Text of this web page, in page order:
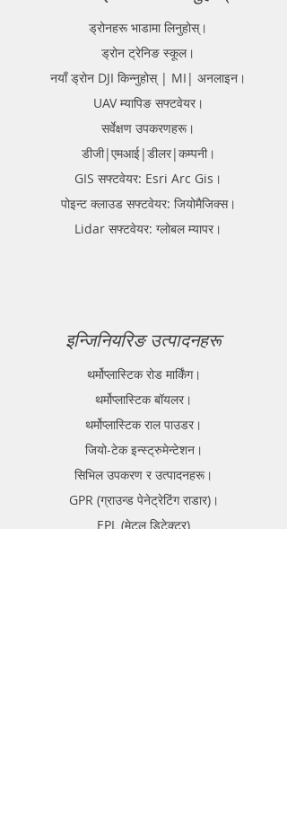
ड्रोनहरू भाडामा लिनुहोस्।
ड्रोन ट्रेनिङ स्कूल।
नयाँ ड्रोन DJI किन्नुहोस् | MI| अनलाइन।
UAV म्यापिङ सफ्टवेयर।
सर्वेक्षण उपकरणहरू।
डीजी|एमआई|डीलर|कम्पनी।
GIS सफ्टवेयर: Esri Arc Gis।
पोइन्ट क्लाउड सफ्टवेयर: जियोमैजिक्स।
Lidar सफ्टवेयर: ग्लोबल म्यापर।
इन्जिनियरिङ उत्पादनहरू
थर्मोप्लास्टिक रोड मार्किंग।
थर्मोप्लास्टिक बॉयलर।
थर्मोप्लास्टिक राल पाउडर।
जियो-टेक इन्स्ट्रुमेन्टेशन।
सिभिल उपकरण र उत्पादनहरू।
GPR (ग्राउन्ड पेनेट्रेटिंग राडार)।
EPL (मेटल डिटेक्टर)